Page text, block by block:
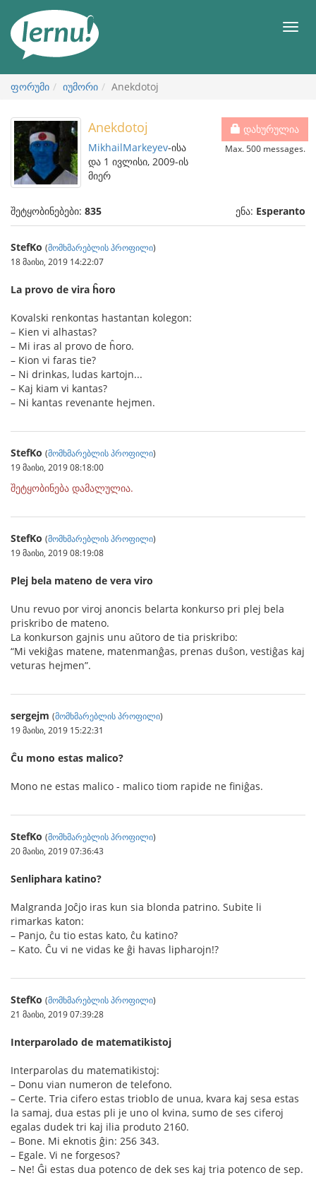
ნახვა
მენიუ
ფორუმი იუმორი Anekdotoj
დახურულია
Max. 500 messages.
Anekdotoj
MikhailMarkeyev-ისა
და 1 ივლისი, 2009-ის
მიერ
შეტყობინებები: 835 ენა: Esperanto
StefKo (მომხმარებლის პროფილი)
18 მაისი, 2019 14:22:07
La provo de vira ĥoro
Kovalski renkontas hastantan kolegon:
– Kien vi alhastas?
– Mi iras al provo de ĥoro.
– Kion vi faras tie?
– Ni drinkas, ludas kartojn...
– Kaj kiam vi kantas?
– Ni kantas revenante hejmen.
StefKo (მომხმარებლის პროფილი)
19 მაისი, 2019 08:18:00
შეტყობინება დამალულია.
StefKo (მომხმარებლის პროფილი)
19 მაისი, 2019 08:19:08
Plej bela mateno de vera viro
Unu revuo por viroj anoncis belarta konkurso pri plej bela
priskribo de mateno.
La konkurson gajnis unu aŭtoro de tia priskribo:
“Mi vekiĝas matene, matenmanĝas, prenas duŝon, vestiĝas kaj
veturas hejmen”.
sergejm (მომხმარებლის პროფილი)
19 მაისი, 2019 15:22:31
Ĉu mono estas malico?
Mono ne estas malico - malico tiom rapide ne finiĝas.
StefKo (მომხმარებლის პროფილი)
20 მაისი, 2019 07:36:43
Senliphara katino?
Malgranda Joĉjo iras kun sia blonda patrino. Subite li
rimarkas katon:
– Panjo, ĉu tio estas kato, ĉu katino?
– Kato. Ĉu vi ne vidas ke ĝi havas lipharojn!?
StefKo (მომხმარებლის პროფილი)
21 მაისი, 2019 07:39:28
Interparolado de matematikistoj
Interparolas du matematikistoj:
– Donu vian numeron de telefono.
– Certe. Tria cifero estas trioblo de unua, kvara kaj sesa estas
la samaj, dua estas pli je uno ol kvina, sumo de ses ciferoj
egalas dudek tri kaj ilia produto 2160.
– Bone. Mi eknotis ĝin: 256 343.
– Egale. Vi ne forgesos?
– Ne! Ĝi estas dua potenco de dek ses kaj tria potenco de sep.